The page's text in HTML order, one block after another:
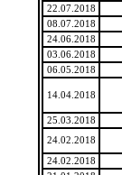
22.07.2018
08.07.2018
24.06.2018
03.06.2018
06.05.2018
14.04.2018
25.03.2018
24.02.2018
24.02.2018